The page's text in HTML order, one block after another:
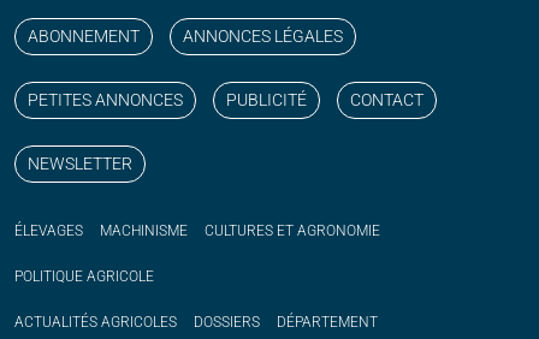
ABONNEMENT ANNONCES LÉGALES
PETITES ANNONCES PUBLICITÉ CONTACT
NEWSLETTER
ÉLEVAGES MACHINISME CULTURES ET AGRONOMIE
POLITIQUE AGRICOLE
ACTUALITÉS AGRICOLES DOSSIERS DÉPARTEMENT